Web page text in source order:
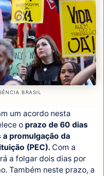
BRASIL
um acordo nesta
o prazo de 60 dias
a promulgação da
(PEC). Com a
a folgar dois dias por
Também neste prazo, a